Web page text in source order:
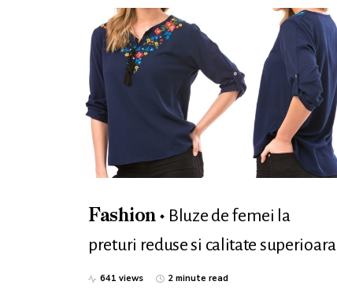
Fashion
Bluze de femei la
preturi reduse si calitate superioara
641 views 2 minute read